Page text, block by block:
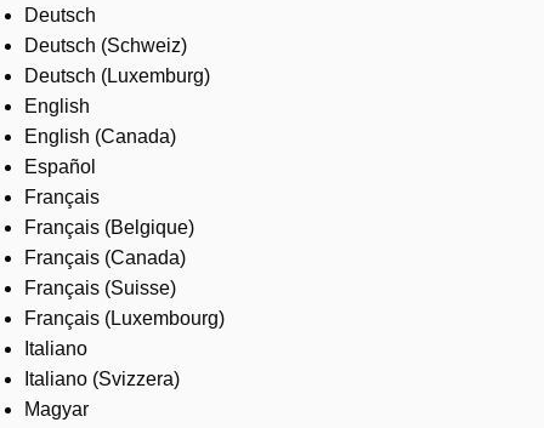
About us
Where to buy
Contact us
Careers
Deutsch
Deutsch (Schweiz)
Deutsch (Luxemburg)
English
English (Canada)
Español
Français
Français (Belgique)
Français (Canada)
Français (Suisse)
Français (Luxembourg)
Italiano
Italiano (Svizzera)
Magyar